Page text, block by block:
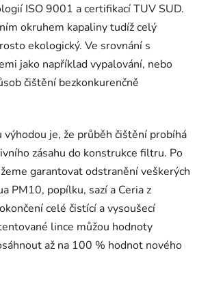
ISO 9001 a certifikací TUV SUD.
okruhem kapaliny tudíž celý
ekologický. Ve srovnání s
jako například vypalování, nebo
čištění bezkonkurenčně
je, že průběh čištění probíhá
zásahu do konstrukce filtru. Po
garantovat odstranění veškerých
PM10, popílku, sazí a Ceria z
celé čistící a vysoušecí
lince můžou hodnoty
až na 100 % hodnot nového